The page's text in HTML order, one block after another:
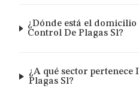
¿Dónde está el
Control De Plagas Sl?
¿A qué sector
Plagas Sl?